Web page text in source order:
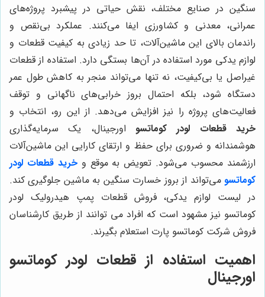
سنگین در صنایع مختلف، نقش حیاتی در پیشبرد پروژه‌های
عمرانی، معدنی و کشاورزی ایفا می‌کنند. عملکرد بی‌نقص و
راندمان بالای این ماشین‌آلات، تا حد زیادی به کیفیت قطعات و
لوازم یدکی مورد استفاده در آن‌ها بستگی دارد. استفاده از قطعات
غیراصل یا بی‌کیفیت، نه تنها می‌تواند منجر به کاهش طول عمر
دستگاه شود، بلکه احتمال بروز خرابی‌های ناگهانی و توقف
فعالیت‌های پروژه را نیز افزایش می‌دهد. از این رو، انتخاب و
خرید قطعات لودر کوماتسو اورجینال، یک سرمایه‌گذاری
هوشمندانه و ضروری برای حفظ و ارتقای کارایی این ماشین‌آلات
ارزشمند محسوب می‌شود. تعویض به موقع وخرید قطعات لودر
کوماتسو می‌تواند از بروز خسارت سنگین به ماشین جلوگیری کند.
در لیست لوازم یدکی، فروش قطعات پمپ هیدرولیک لودر
کوماتسو نیز مشهود است که افراد می توانند از طریق کارشناسان
فروش شرکت کوماتسو پارت استعلام بگیرند.
اهمیت استفاده از قطعات لودر کوماتسو
اورجینال